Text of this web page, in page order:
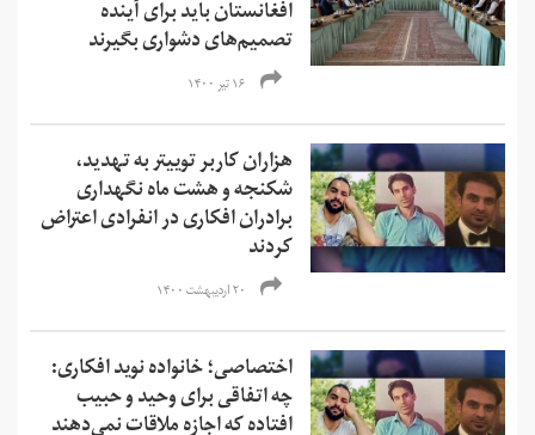
افغانستان باید برای آینده
تصمیم‌های دشواری بگیرند
۱۶ تیر ۱۴۰۰
هزاران کاربر توییتر به تهدید،
شکنجه و هشت ماه نگهداری
برادران افکاری در انفرادی اعتراض
کردند
۲۰ اردیبهشت ۱۴۰۰
اختصاصی؛ خانواده نوید افکاری:
چه اتفاقی برای وحید و حبیب